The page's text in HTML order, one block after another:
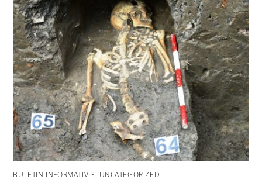
BULETIN INFORMATIV 3 UNCATEGORIZED